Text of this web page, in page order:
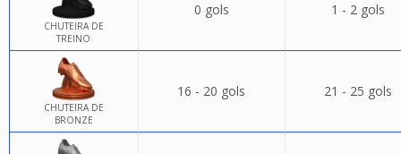
CHUTEIRA DE
TREINO
0 gols 1 - 2 gols
CHUTEIRA DE
BRONZE
16 - 20 gols 21 - 25 gols